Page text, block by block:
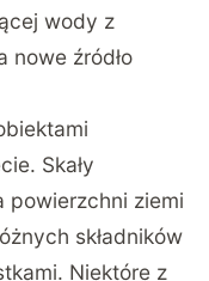
wody z
nowe źródło
Skały
powierzchni ziemi
składników
Niektóre z